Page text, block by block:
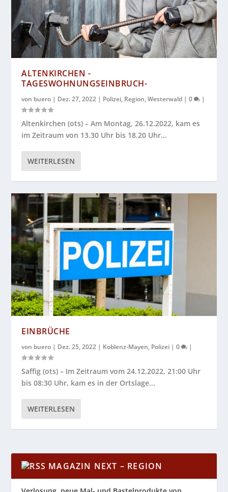
ALTENKIRCHEN -
TAGESWOHNUNGSEINBRUCH-
von buero | Dez. 27, 2022 | Polizei, Region,Westerwald |0 |
Altenkirchen (ots) – Am Montag, 26.12.2022, kam es
im Zeitraum von 13.30 Uhr bis 18.20 Uhr...
WEITERLESEN
EINBRÜCHE
von buero | Dez. 25, 2022 | Koblenz-Mayen, Polizei |0 |
Saffig (ots) – Im Zeitraum vom 24.12.2022, 21:00 Uhr
bis 08:30 Uhr, kam es in der Ortslage...
WEITERLESEN
MAGAZIN NEXT – REGION